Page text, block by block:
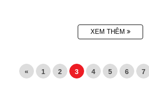
XEM THÊM
« 1 2 3 4 5 6 7